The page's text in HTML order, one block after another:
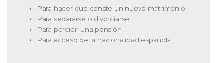
Para hacer que conste un nuevo matrimonio
Para separarse o divorciarse
Para percibir una pensión
Para acceso de la nacionalidad española